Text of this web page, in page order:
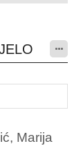
Marija